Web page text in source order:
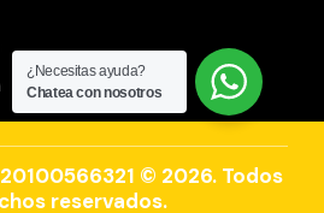
© 2026. Todos
reservados.
¿Necesitas ayuda?
Chatea con nosotros